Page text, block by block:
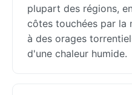
plupart des régions,
côtes touchées par la
à des orages
d'une chaleur humide.